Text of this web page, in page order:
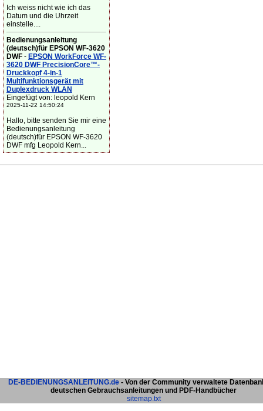
Ich weiss nicht wie ich das
Datum und die Uhrzeit
einstelle....
Bedienungsanleitung
(deutsch)für EPSON WF-3620
DWF - EPSON WorkForce WF-
3620 DWF PrecisionCore™-
Druckkopf 4-in-1
Multifunktionsgerät mit
Duplexdruck WLAN
Eingefügt von: leopold Kern
2025-11-22 14:50:24
Hallo, bitte senden Sie mir eine
Bedienungsanleitung
(deutsch)für EPSON WF-3620
DWF mfg Leopold Kern...
DE-BEDIENUNGSANLEITUNG.de - Von der Community verwaltete
deutschen Gebrauchsanleitungen und PDF-Handbücher
sitemap.txt